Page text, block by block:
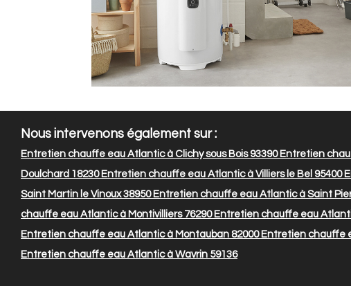
Nous intervenons également sur :
Entretien chauffe eau Atlantic à Clichy sous Bois 93390Entretien
Doulchard 18230Entretien chauffe eau Atlantic à Villiers le Bel 95400
Saint Martin le Vinoux 38950Entretien chauffe eau Atlantic à Saint
chauffe eau Atlantic à Montivilliers 76290Entretien chauffe eau
Entretien chauffe eau Atlantic à Montauban 82000Entretien chauffe
Entretien chauffe eau Atlantic à Wavrin 59136